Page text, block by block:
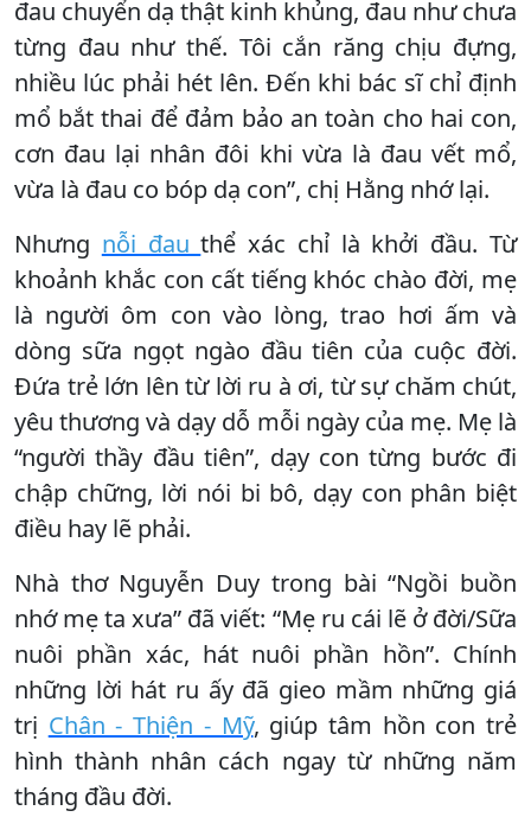
đau chuyển dạ thật kinh khủng, đau như chưa
từng đau như thế. Tôi cắn răng chịu đựng,
nhiều lúc phải hét lên. Đến khi bác sĩ chỉ định
mổ bắt thai để đảm bảo an toàn cho hai con,
cơn đau lại nhân đôi khi vừa là đau vết mổ,
vừa là đau co bóp dạ con”, chị Hằng nhớ lại.
Nhưng nỗi đauthể xác chỉ là khởi đầu. Từ
khoảnh khắc con cất tiếng khóc chào đời, mẹ
là người ôm con vào lòng, trao hơi ấm và
dòng sữa ngọt ngào đầu tiên của cuộc đời.
Đứa trẻ lớn lên từ lời ru à ơi, từ sự chăm chút,
yêu thương và dạy dỗ mỗi ngày của mẹ. Mẹ là
“người thầy đầu tiên”, dạy con từng bước đi
chập chững, lời nói bi bô, dạy con phân biệt
điều hay lẽ phải.
Nhà thơ Nguyễn Duy trong bài “Ngồi buồn
nhớ mẹ ta xưa” đã viết: “Mẹ ru cái lẽ ở đời/Sữa
nuôi phần xác, hát nuôi phần hồn”. Chính
những lời hát ru ấy đã gieo mầm những giá
trị Chân - Thiện - Mỹ, giúp tâm hồn con trẻ
hình thành nhân cách ngay từ những năm
tháng đầu đời.